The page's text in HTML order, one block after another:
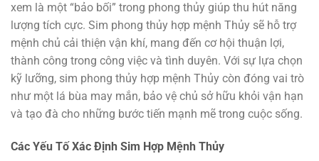
xem là một “bảo bối” trong phong thủy giúp thu hút năng
lượng tích cực. Sim phong thủy hợp mệnh Thủy sẽ hỗ trợ
mệnh chủ cải thiện vận khí, mang đến cơ hội thuận lợi,
thành công trong công việc và tình duyên. Với sự lựa chọn
kỹ lưỡng, sim phong thủy hợp mệnh Thủy còn đóng vai trò
như một lá bùa may mắn, bảo vệ chủ sở hữu khỏi vận hạn
và tạo đà cho những bước tiến mạnh mẽ trong cuộc sống.
Các Yếu Tố Xác Định Sim Hợp Mệnh Thủy